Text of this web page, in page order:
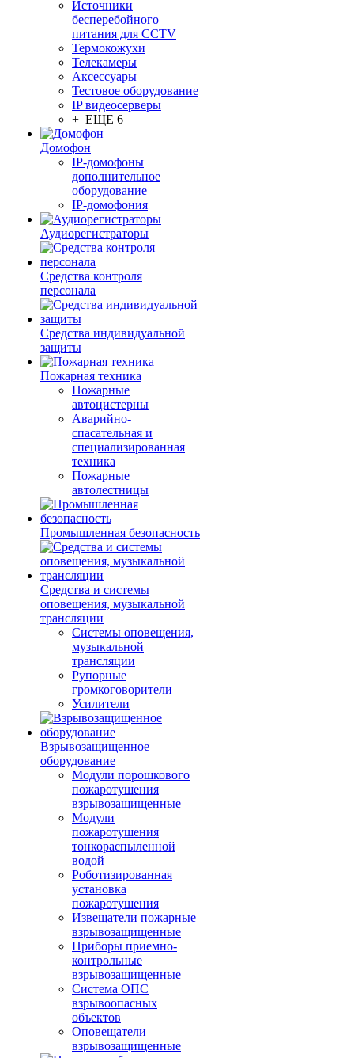
Источники
бесперебойного
питания для CCTV
Термокожухи
Телекамеры
Аксессуары
Тестовое оборудование
IP видеосерверы
+ ЕЩЕ 6
Домофон
IP-домофоны
дополнительное
оборудование
IP-домофония
Аудиорегистраторы
Средства контроля
персонала
Средства индивидуальной
защиты
Пожарная техника
Пожарные
автоцистерны
Аварийно-
спасательная и
специализированная
техника
Пожарные
автолестницы
Промышленная безопасность
Средства и системы
оповещения, музыкальной
трансляции
Системы оповещения,
музыкальной
трансляции
Рупорные
громкоговорители
Усилители
Взрывозащищенное
оборудование
Модули порошкового
пожаротушения
взрывозащищенные
Модули
пожаротушения
тонкораспыленной
водой
Роботизированная
установка
пожаротушения
Извещатели пожарные
взрывозащищенные
Приборы приемно-
контрольные
взрывозащищенные
Система ОПС
взрывоопасных
объектов
Оповещатели
взрывозащищенные